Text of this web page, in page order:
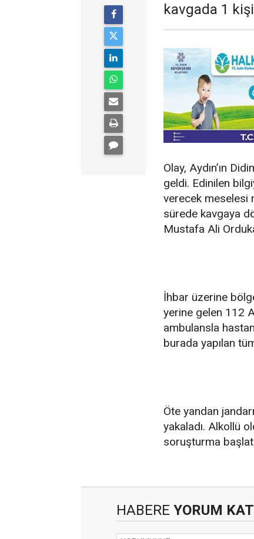
kavgada 1
Olay, Aydın’ın
geldi. Edinilen
verecek meselesi
sürede kavgaya
Mustafa Ali
İhbar üzerine
yerine gelen 112
ambulansla
burada yapılan
Öte yandan
yakaladı. Alkollü
soruşturma
HABERE YORUM KAT